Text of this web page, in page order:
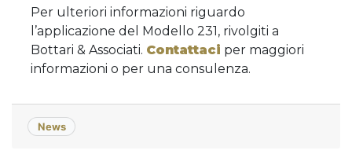
Per ulteriori informazioni riguardo
l’applicazione del Modello 231, rivolgiti a
Bottari & Associati. Contattaci per maggiori
informazioni o per una consulenza.
News